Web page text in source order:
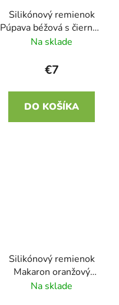
Silikónový remienok
Púpava béžová s čiernou
22mm
Na sklade
€7
DO KOŠÍKA
Silikónový remienok
Makaron oranžový
22mm
Na sklade